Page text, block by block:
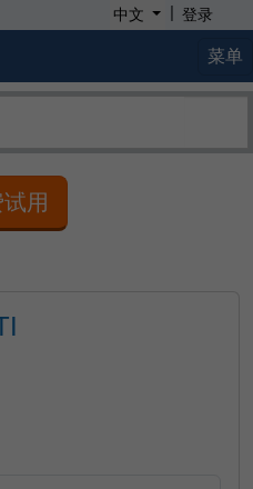
中文 | 登录
菜单
用